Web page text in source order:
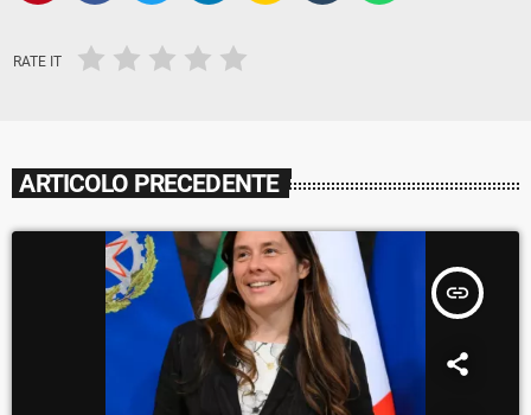
RATE IT
ARTICOLO PRECEDENTE
insert_link